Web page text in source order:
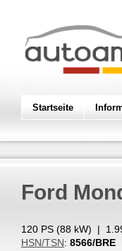
Startseite
Ford
120 PS (88 kW) |
HSN/TSN: 8566/BRE